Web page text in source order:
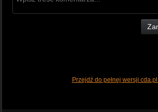
Przejdź do pełnej wersji cda.pl